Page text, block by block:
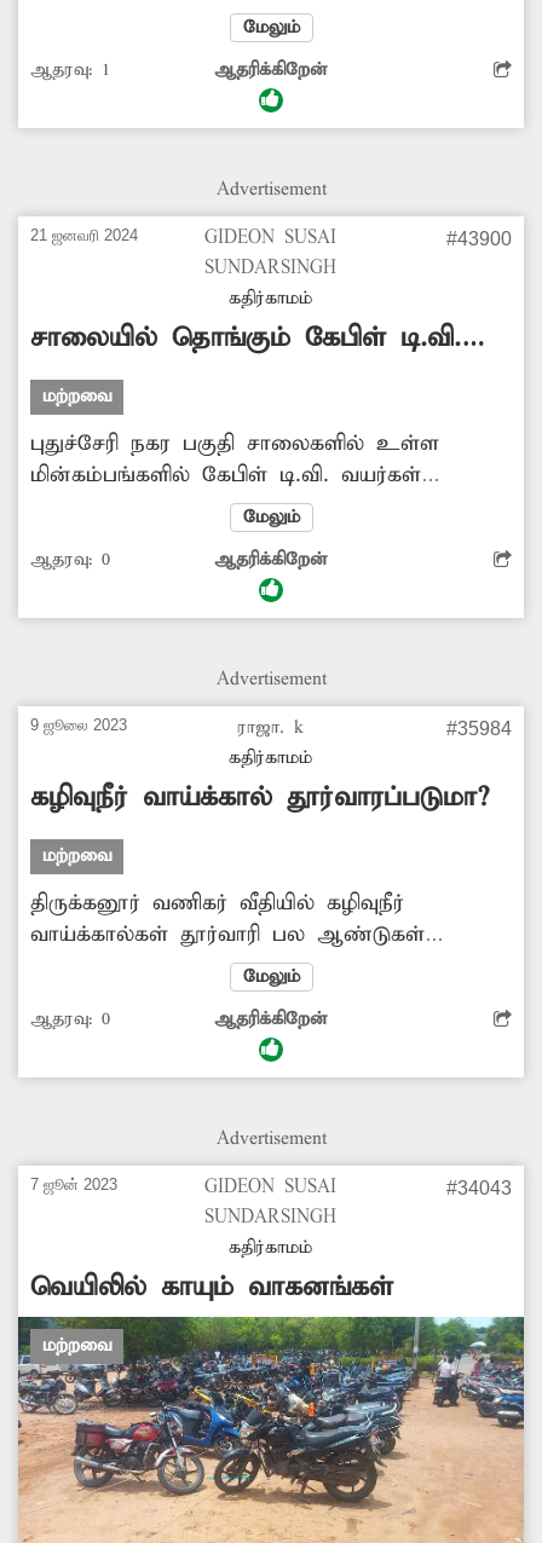
வியாபாரிகள் பெரிதும் பாதிக்கப்பட்டுள்ளனர்.
கொசுத்தொல்லையை கட்டுப்படுத்த கொசு
மருந்து அடிக்கப்படுமா?
மேலும்
ஆதரவு: 1 ஆதரிக்கிறேன்
Advertisement
21 ஜனவரி 2024
GIDEON SUSAI
SUNDARSINGH
கதிர்காமம்
#43900
சாலையில் தொங்கும் கேபிள் டி.வி.
வயர்கள்
மற்றவை
புதுச்சேரி நகர பகுதி சாலைகளில் உள்ள
மின்கம்பங்களில் கேபிள் டி.வி. வயர்கள்
வயர்கள் அறுந்து சாலையில் இருசக்கரங்களில்
செல்பவர்களை விபத்தில் சிக்கும் வகையில்
தொங்கியபடி உள்ளது. இதனை சரிசெய்ய
மேலும்
ஆதரவு: 0 ஆதரிக்கிறேன்
Advertisement
9 ஜூலை 2023
ராஜா. k
கதிர்காமம்
#35984
கழிவுநீர் வாய்க்கால் தூர்வாரப்படுமா?
மற்றவை
திருக்கனூர் வணிகர் வீதியில் கழிவுநீர்
வாய்க்கால்கள் தூர்வாரி பல ஆண்டுகள்
ஆவதால் மண், குப்பைகள் அடைத்து கழிவுநீர்
தேங்கி நிற்கிறது. இதனால் துர்நாற்றம்
வீசுவதால் பொதுமக்கள், வியாபாரிகளுக்கு
தொற்று நோய் பரவும் அபாயம் ஏற்பட்டுள்ளது.
எடுக்கப்படுமா?-முத்துரங்கம், திருக்கனூர்.
மேலும்
ஆதரவு: 0 ஆதரிக்கிறேன்
Advertisement
7 ஜூன் 2023
GIDEON SUSAI
SUNDARSINGH
கதிர்காமம்
#34043
வெயிலில் காயும் வாகனங்கள்
மற்றவை